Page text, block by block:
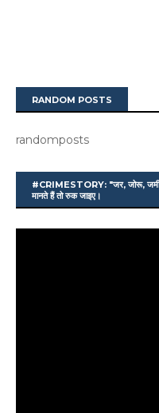
RANDOM POSTS
randomposts
#CRIMESTORY: "जर, जोरू, जमीन
मानते हैं तो रुक जाइए।